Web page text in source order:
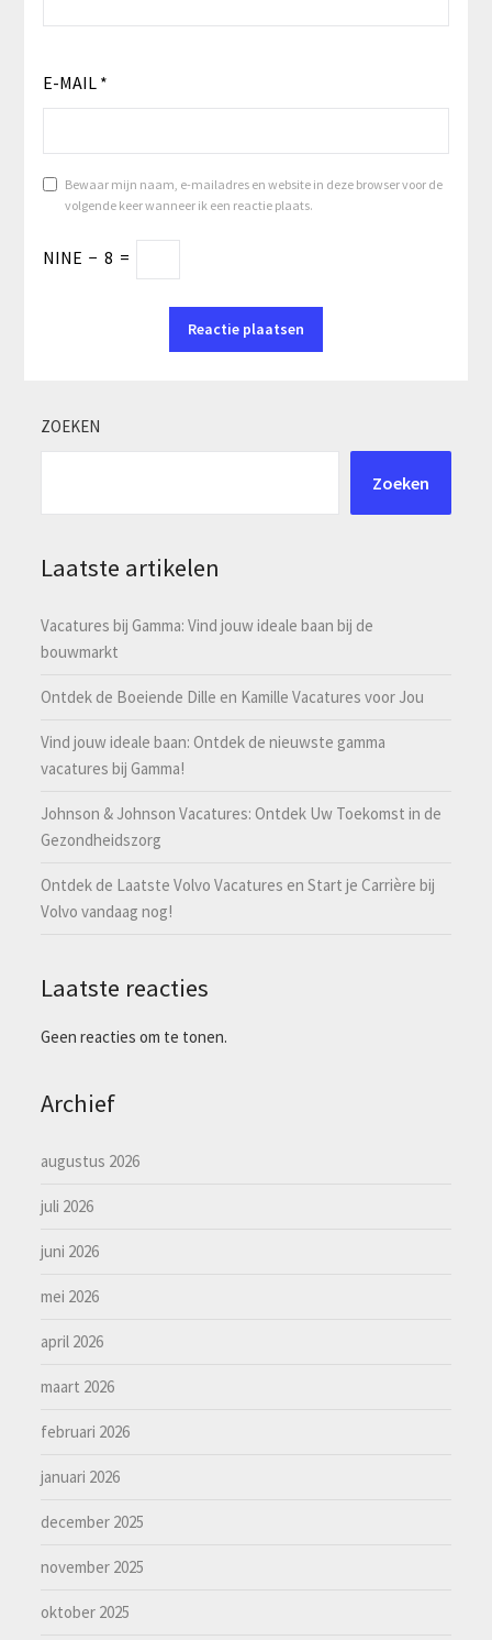
E-MAIL *
Bewaar mijn naam, e-mailadres en website in deze browser voor de
volgende keer wanneer ik een reactie plaats.
NINE − 8 =
ZOEKEN
Zoeken
Laatste artikelen
Vacatures bij Gamma: Vind jouw ideale baan bij de
bouwmarkt
Ontdek de Boeiende Dille en Kamille Vacatures voor Jou
Vind jouw ideale baan: Ontdek de nieuwste gamma
vacatures bij Gamma!
Johnson & Johnson Vacatures: Ontdek Uw Toekomst in de
Gezondheidszorg
Ontdek de Laatste Volvo Vacatures en Start je Carrière bij
Volvo vandaag nog!
Laatste reacties
Geen reacties om te tonen.
Archief
augustus 2026
juli 2026
juni 2026
mei 2026
april 2026
maart 2026
februari 2026
januari 2026
december 2025
november 2025
oktober 2025